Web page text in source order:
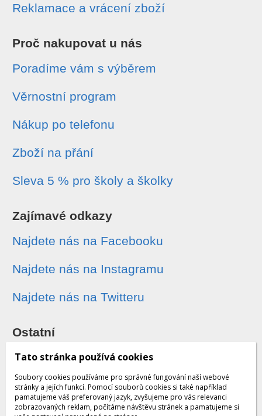
Reklamace a vrácení zboží
Proč nakupovat u nás
Poradíme vám s výběrem
Věrnostní program
Nákup po telefonu
Zboží na přání
Sleva 5 % pro školy a školky
Zajímavé odkazy
Najdete nás na Facebooku
Najdete nás na Instagramu
Najdete nás na Twitteru
Ostatní
Sledování zásilek
Dárkové poukazy
Tato stránka používá cookies
Soubory cookies používáme pro správné fungování naší webové
stránky a jejích funkcí. Pomocí souborů cookies si také například
pamatujeme váš preferovaný jazyk, zvyšujeme pro vás relevanci
zobrazovaných reklam, počítáme návštěvu stránek a pamatujeme si